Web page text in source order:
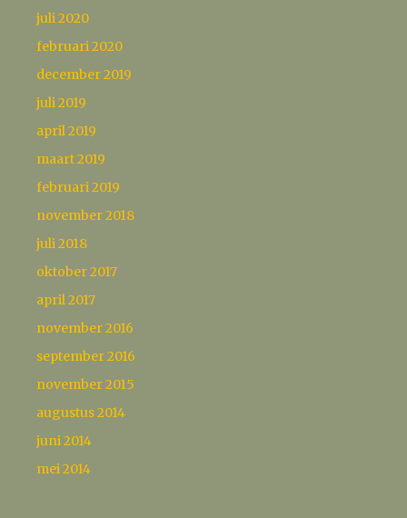
juli 2020
februari 2020
december 2019
juli 2019
april 2019
maart 2019
februari 2019
november 2018
juli 2018
oktober 2017
april 2017
november 2016
september 2016
november 2015
augustus 2014
juni 2014
mei 2014